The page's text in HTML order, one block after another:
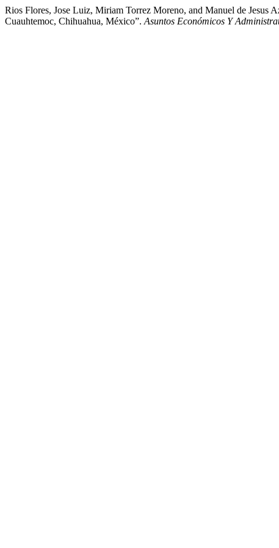
Rios Flores, Jose Luiz, Miriam Torrez Moreno, and Manuel de
Cuauhtemoc, Chihuahua, México”. Asuntos Económicos Y